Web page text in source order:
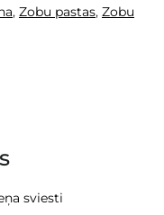
, Zobu pastas, Zobu
sviesti